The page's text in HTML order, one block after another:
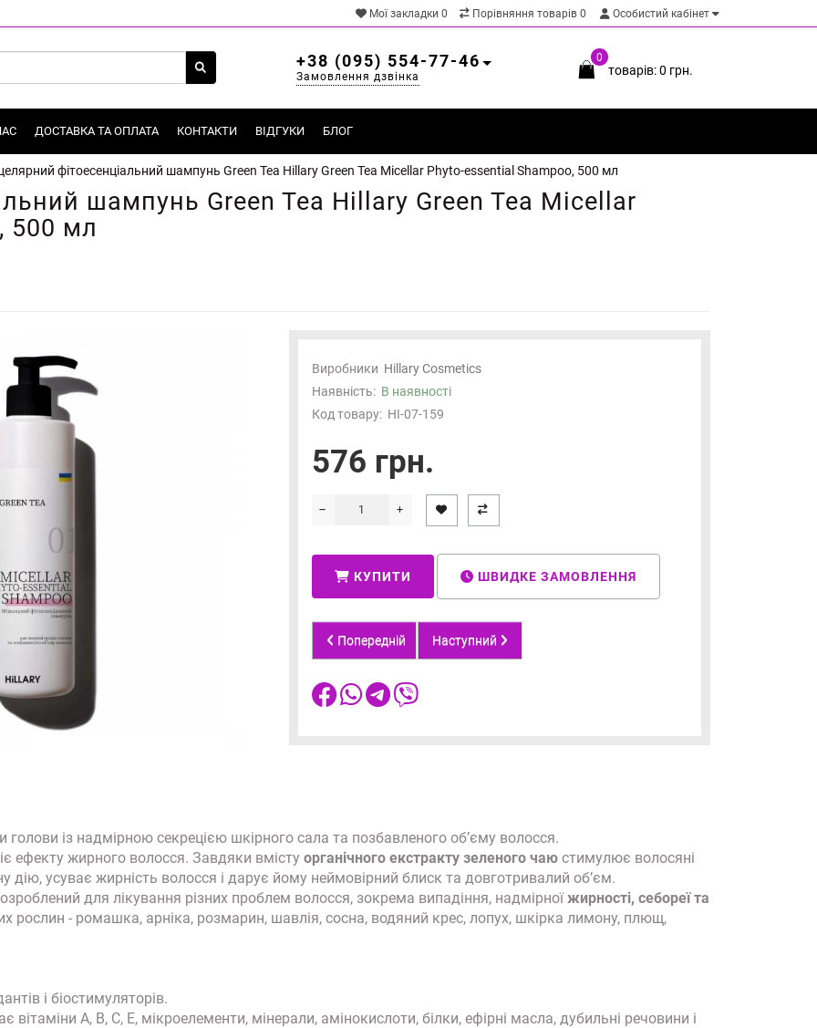
Мої закладки 0 Порівняння товарів 0 Особистий кабінет
0
товарів: 0 грн.
+38 (095) 554-77-46
Замовлення дзвінка
ДОСТАВКА ТА ОПЛАТА КОНТАКТИ ВІДГУКИ БЛОГ
фітоесенціальний шампунь Green Tea Hillary Green Tea Micellar Phyto-essential Shampoo, 500 мл
шампунь Green Tea Hillary Green Tea Micellar
500 мл
Виробники Hillary Cosmetics
Наявність: В наявності
Код товару: HI-07-159
576 грн.
КУПИТИ ШВИДКЕ ЗАМОВЛЕННЯ
Попередній Наступний
із надмірною секрецією шкірного сала та позбавленого об’єму волосся.
ефекту жирного волосся. Завдяки вмісту органічного екстракту зеленого чаю стимулює волосяні
дію, усуває жирність волосся і дарує йому неймовірний блиск та довготривалий об’єм.
для лікування різних проблем волосся, зокрема випадіння, надмірноїжирності, себореї та
рослин - ромашка, арніка, розмарин, шавлія, сосна, водяний крес, лопух, шкірка лимону, плющ,
і біостимуляторів.
вітаміни А, В, С, Е, мікроелементи, мінерали, амінокислоти, білки, ефірні масла, дубильні речовини і